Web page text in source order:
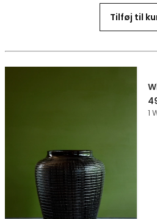
Tilføj til
1